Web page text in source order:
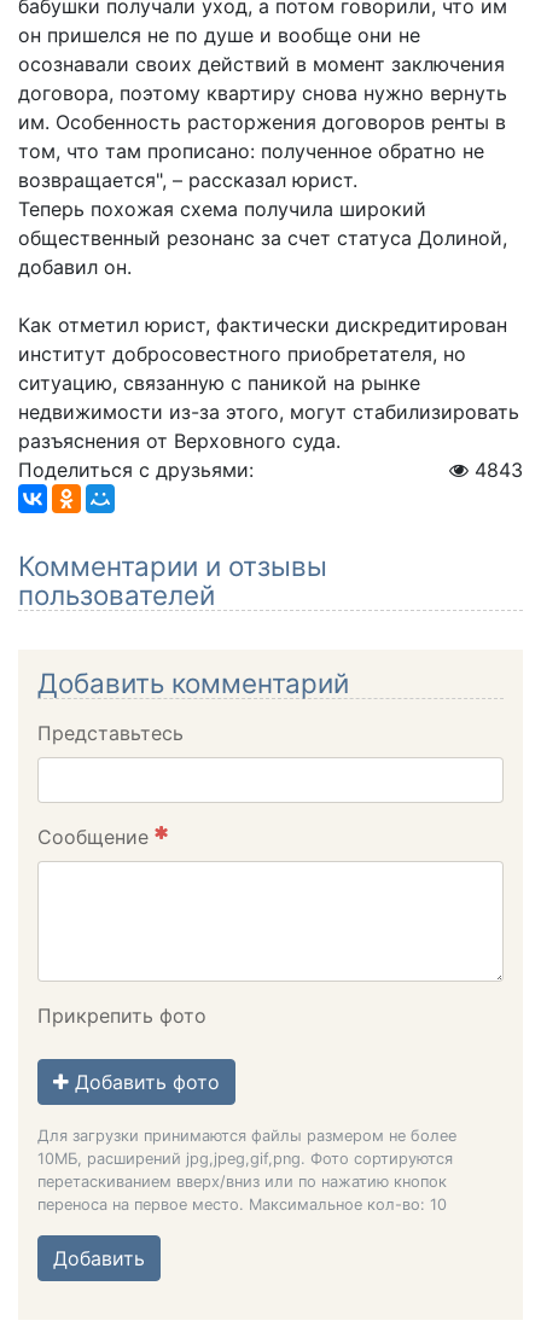
бабушки получали уход, а потом говорили, что им
он пришелся не по душе и вообще они не
осознавали своих действий в момент заключения
договора, поэтому квартиру снова нужно вернуть
им. Особенность расторжения договоров ренты в
том, что там прописано: полученное обратно не
возвращается", – рассказал юрист.
Теперь похожая схема получила широкий
общественный резонанс за счет статуса Долиной,
добавил он.
Как отметил юрист, фактически дискредитирован
институт добросовестного приобретателя, но
ситуацию, связанную с паникой на рынке
недвижимости из-за этого, могут стабилизировать
разъяснения от Верховного суда.
4843
Поделиться с друзьями:
Комментарии и отзывы
пользователей
Добавить комментарий
Представьтесь
Сообщение
Прикрепить фото
Добавить фото
Для загрузки принимаются файлы размером не более
10МБ, расширений jpg,jpeg,gif,png. Фото сортируются
перетаскиванием вверх/вниз или по нажатию кнопок
переноса на первое место. Максимальное кол-во: 10
Добавить